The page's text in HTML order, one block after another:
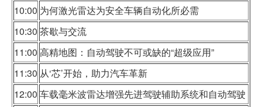
10:00 为何激光雷达为安全车辆自动化所必需
10:30 茶歇与交流
11:00 高精地图：自动驾驶不可或缺的“超级应用”
11:30 从‘芯’开始，助力汽车革新
12:00 车载毫米波雷达增强先进驾驶辅助系统和自动驾驶